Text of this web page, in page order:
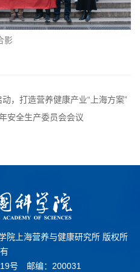
影
动，打造营养健康产业“上海方案”
安全生产委员会会议
院上海营养与健康研究所 版权所
有
号 邮编：200031